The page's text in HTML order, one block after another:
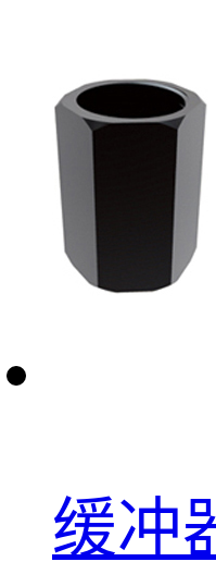
缓冲